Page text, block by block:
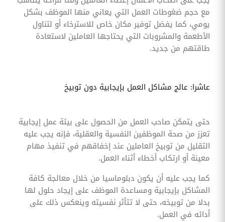
مع حجم ضغوطات العمل التي يعاني منها الموظف بشكل
يومي، كما يفضل توفير مكان خاص للاسترخاء أو لتناول
الأطعمة والمشروبات التي يحتاجها العاملين لاستعادة
طاقتهم من جديد.
عاشرا: عالج مشاكل العمل بإيجابية دون توبيخ
حتى يتمكن صاحب العمل من الحصول على بيئة عمل إيجابية
تعزز من صحة الموظفين النفسية والعقلية، فإنه يجب عليه
التقليل من توبيخ العاملين عند إخفاقهم في تنفيذ مهام
معينة أو ارتكاب أخطاء أثناء العمل.
كما يجب عليه أن يكون دبلوماسيا من خلال معالجة كافة
المشاكل بإيجابية ومساعدة الموظف على إيجاد حلول لها
بدلا من توبيخه، حتى لا تتأثر نفسيته وينعكس ذلك على
أدائه في العمل.